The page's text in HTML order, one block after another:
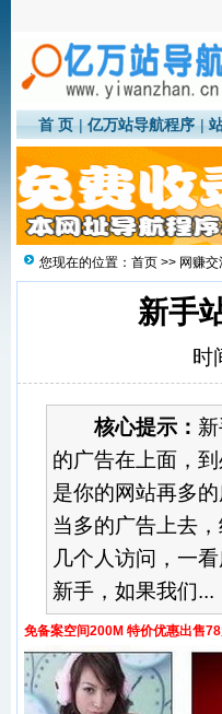
首 页 |亿万站导航程序 |
您现在的位置： 首页 >> 网赚交
新手
时
核心提示：
的广告在上面，
是你的网站再多
当多的广告上去
几个人访问，一
新手，如果我们...
免备案空间200M 特价优惠出售